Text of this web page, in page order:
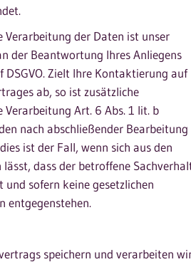
Verarbeitung der Daten ist unser
der Beantwortung Ihres Anliegens
DSGVO. Zielt Ihre Kontaktierung auf
ab, so ist zusätzliche
Verarbeitung Art. 6 Abs. 1 lit. b
nach abschließender Bearbeitung
ist der Fall, wenn sich aus den
dass der betroffene
sofern keine gesetzlichen
entgegenstehen.
speichern und verarbeiten